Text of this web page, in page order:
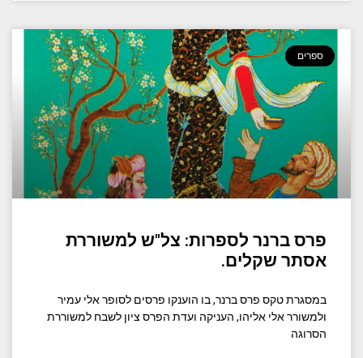
ספרים
פרס ברנר לספרות: צל"ש למשוררת
אסתר שקלים.
במסגרת טקס פרס ברנר, בו הוענקו פרסים לסופר אלי עמיר
ולמשורר אלי אליהו, העניקה ועדת הפרס ציון לשבח למשוררת
הסרוגה